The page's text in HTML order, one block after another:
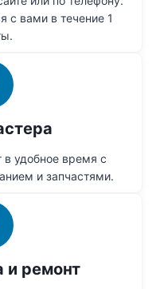
вами в течение 1
в удобное время с
и запчастями.
и ремонт